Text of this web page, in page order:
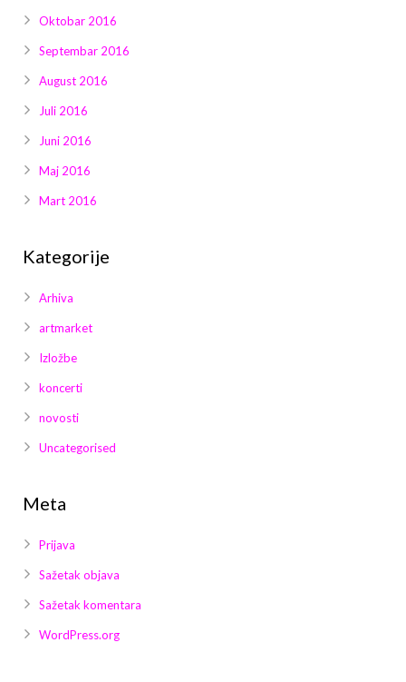
Oktobar 2016
Septembar 2016
August 2016
Juli 2016
Juni 2016
Maj 2016
Mart 2016
Kategorije
Arhiva
artmarket
Izložbe
koncerti
novosti
Uncategorised
Meta
Prijava
Sažetak objava
Sažetak komentara
WordPress.org